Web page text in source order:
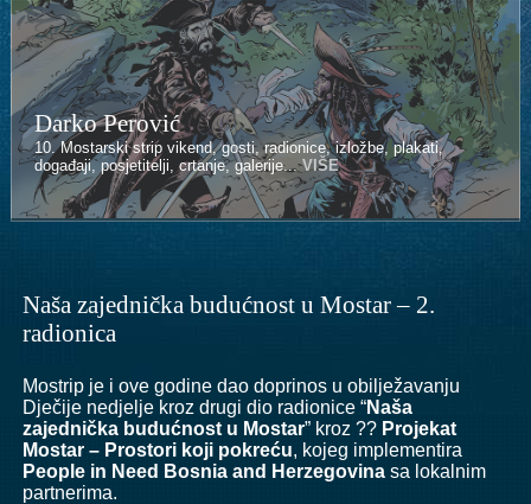
Darko Perović
10. Mostarski strip vikend, gosti, radionice, izložbe, plakati,
događaji, posjetitelji, crtanje, galerije...VIŠE
Naša zajednička budućnost u Mostar – 2.
radionica
Mostrip je i ove godine dao doprinos u obilježavanju
Dječije nedjelje kroz drugi dio radionice “Naša
zajednička budućnost u Mostar” kroz ?? Projekat
Mostar – Prostori koji pokreću, kojeg implementira
People in Need Bosnia and Herzegovinasa lokalnim
partnerima.